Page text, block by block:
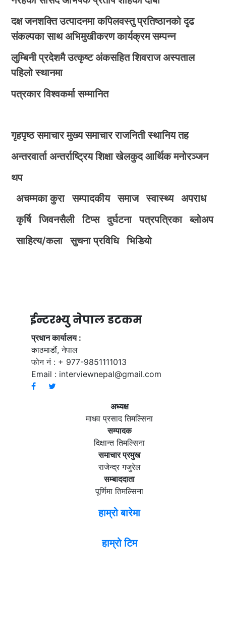
दक्ष जनशक्ति उत्पादनमा कपिलवस्तु प्रतिष्ठानको दृढ
संकल्पका साथ अभिमुखीकरण कार्यक्रम सम्पन्न
लुम्बिनी प्रदेशमै उत्कृष्ट अंकसहित शिवराज अस्पताल
पहिलो स्थानमा
पत्रकार विश्वकर्मा सम्मानित
गृहपृष्ठ समाचार मुख्य समाचार राजनिती स्थानिय तह
अन्तरवार्ता अन्तर्राष्ट्रिय शिक्षा खेलकुद आर्थिक मनोरञ्जन
थप
अचम्मका कुरा
सम्पादकीय समाज स्वास्थ्य
अपराध
कृर्षि
जिवनसैली टिप्स दुर्घटना पत्रपत्रिका
ब्लोअप
साहित्य/कला
सुचना प्रविधि भिडियाे
ईन्टरभ्यु नेपाल डटकम
प्रधान कार्यालय :
काठमाडौं, नेपाल
फोन नं : + 977-9851111013
Email : interviewnepal@gmail.com
अध्यक्ष
माधव प्रसाद तिमल्सिना
सम्पादक
दिक्षान्त तिमल्सिना
समाचार प्रमुख
राजेन्द्र गजुरेल
सम्बाददाता
पूर्णिमा तिमल्सिना
हाम्रो बारेमा
हाम्रो टिम